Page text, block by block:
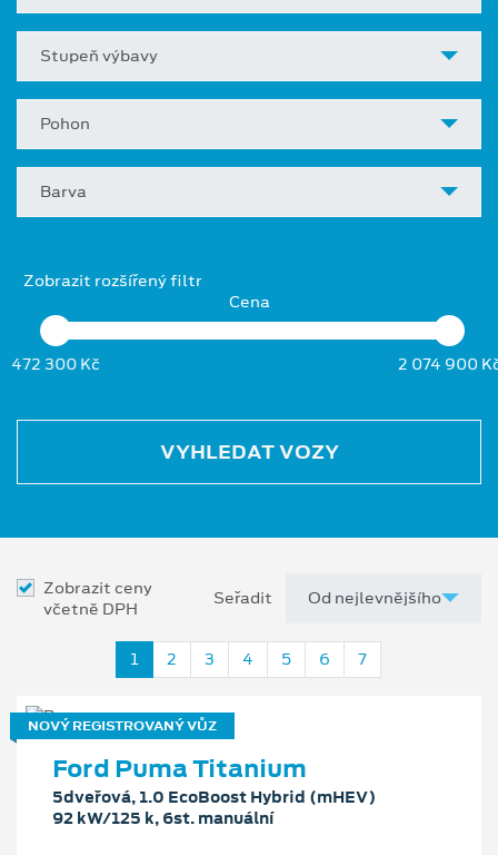
Stupeň výbavy
Pohon
Barva
Zobrazit rozšířený filtr
Cena
472 300 Kč 2 074 900
VYHLEDAT VOZY
Zobrazit ceny
včetně DPH
Seřadit
1 2 3 4 5 6 7
NOVÝ REGISTROVANÝ VŮZ
Ford Puma Titanium
5dveřová, 1.0 EcoBoost Hybrid (mHEV)
92 kW/125 k, 6st. manuální